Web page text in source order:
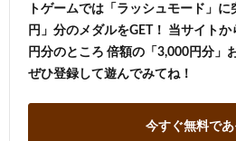
トゲームでは「ラッシュモード」
円」分のメダルをGET！ 当サイト
円分のところ 倍額の「3,000円分」
ぜひ登録して遊んでみてね！
今すぐ無料で